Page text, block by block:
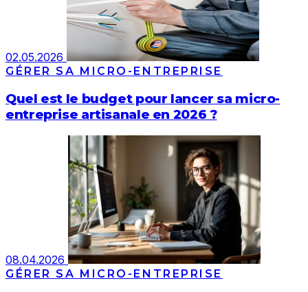
02.05.2026
GÉRER SA MICRO-ENTREPRISE
Quel est le budget pour lancer sa micro-
entreprise artisanale en 2026 ?
08.04.2026
GÉRER SA MICRO-ENTREPRISE